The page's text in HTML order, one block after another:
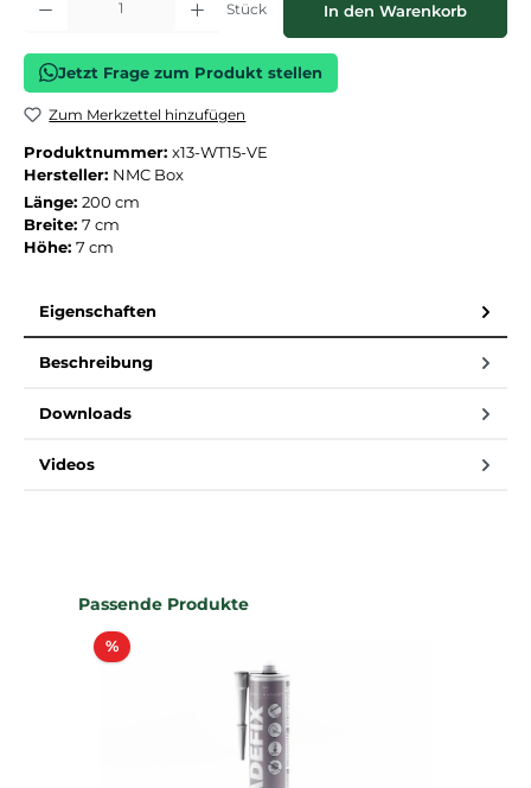
Stück In den Warenkorb
Jetzt Frage zum Produkt stellen
Zum Merkzettel hinzufügen
Produktnummer: x13-WT15-VE
Hersteller: NMC Box
Länge: 200 cm
Breite: 7 cm
Höhe: 7 cm
Eigenschaften
Beschreibung
Downloads
Videos
Produktgalerie überspringen
Passende Produkte
%Rabatt